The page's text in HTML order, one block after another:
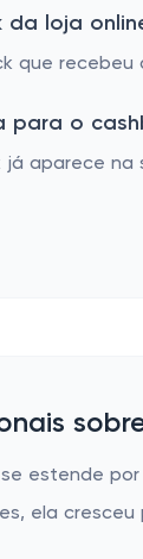
loja
que
para o
já aparece
estende
ela